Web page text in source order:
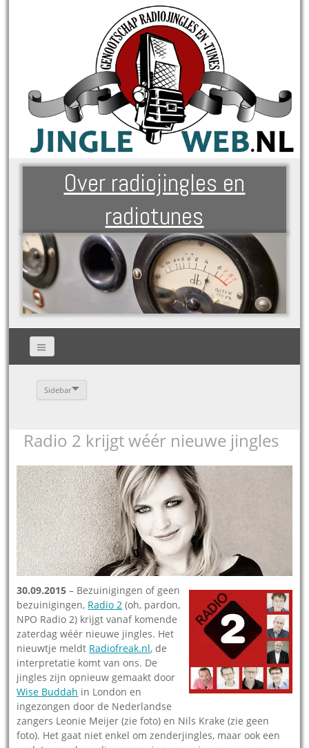
Over radiojingles en
radiotunes
Sidebar
Radio 2 krijgt wéér nieuwe jingles
30.09.2015 – Bezuinigingen of geen
bezuinigingen, Radio 2 (oh, pardon,
NPO Radio 2) krijgt vanaf komende
zaterdag wéér nieuwe jingles. Het
nieuwtje meldt Radiofreak.nl, de
interpretatie komt van ons. De
jingles zijn opnieuw gemaakt door
Wise Buddah in London en
ingezongen door de Nederlandse
zangers Leonie Meijer (zie foto) en Nils Krake (zie geen
foto). Het gaat niet enkel om zenderjingles, maar ook een